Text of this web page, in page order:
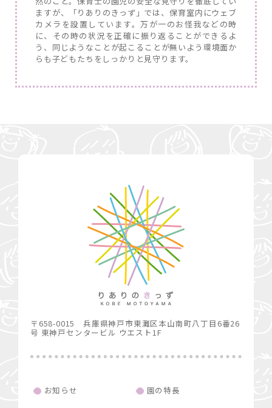
ますが、「りありのきっず」では、保育室内にウェブ
カメラを設置しています。万が一のお怪我などの時
に、その時の状況を正確に振り返ることができるよ
う、同じようなことが起こることが無いよう環境面か
らも子どもたちをしっかりと見守ります。
〒658-0015 兵庫県神戸市東灘区本山南町八丁目6番26
号 東神戸センタービル ウエスト1F
お知らせ 園の特長